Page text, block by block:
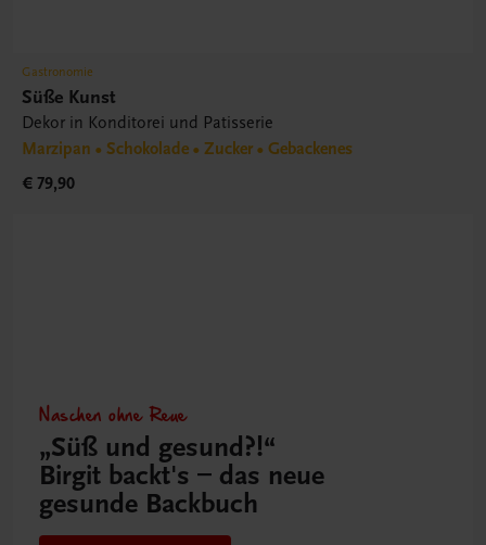
Gastronomie
Süße Kunst
Dekor in Konditorei und Patisserie
Marzipan • Schokolade • Zucker • Gebackenes
€ 79,90
Naschen ohne Reue
„Süß und gesund?!“
Birgit backt's – das neue
gesunde Backbuch